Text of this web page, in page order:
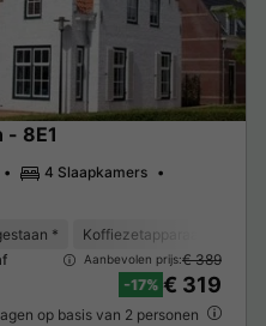
- 8E1
4 Slaapkamers
* Koffiezetapparaat
Aanbevolen prijs:€ 389
-17% € 319
op basis van 2 personen